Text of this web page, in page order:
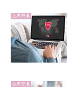
业界资讯
业界资讯